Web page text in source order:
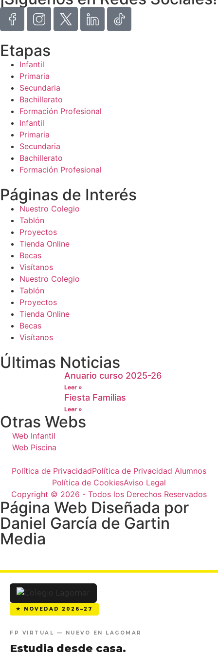
Etapas
Infantil
Primaria
Secundaria
Bachillerato
Formación Profesional
Infantil
Primaria
Secundaria
Bachillerato
Formación Profesional
Páginas de Interés
Nuestro Colegio
Tablón
Proyectos
Tienda Online
Becas
Visítanos
Nuestro Colegio
Tablón
Proyectos
Tienda Online
Becas
Visítanos
Últimas Noticias
Anuario curso 2025-26
Leer »
Fiesta Familias
Leer »
Otras Webs
Web Infantil
Web Piscina
Política de PrivacidadPolítica de Privacidad Alumnos
Política de CookiesAviso Legal
Copyright © 2026 - Todos los Derechos Reservados
Página Web Diseñada por
Daniel García de Gartin
Media
★ NOVEDAD 2026–27
FP VIRTUAL — NUEVO EN LAGOMAR
Estudia desde casa.